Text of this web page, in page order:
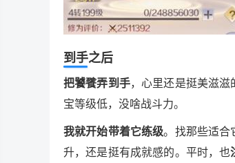
到手之后
把饕餮弄到手，心里还是挺美滋
宝等级低，没啥战斗力。
我就开始带着它练级。找那些适合
升，还是挺有成就感的。平时，也